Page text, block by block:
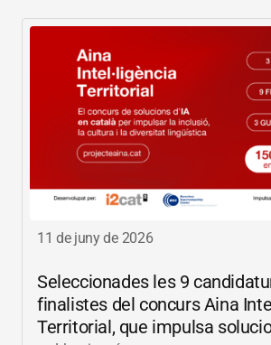
11 de juny de 2026
Seleccionades les 9
finalistes del concurs Aina
Territorial, que impulsa